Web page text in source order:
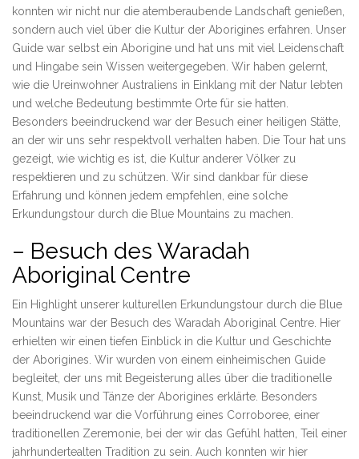
konnten wir nicht nur die atemberaubende Landschaft genießen,
sondern auch viel über die Kultur der Aborigines erfahren. Unser
Guide war selbst ein Aborigine und hat uns mit viel Leidenschaft
und Hingabe sein Wissen weitergegeben. Wir haben gelernt,
wie die Ureinwohner Australiens in Einklang mit der Natur lebten
und welche Bedeutung bestimmte Orte für sie hatten.
Besonders beeindruckend war der Besuch einer heiligen Stätte,
an der wir uns sehr respektvoll verhalten haben. Die Tour hat uns
gezeigt, wie wichtig es ist, die Kultur anderer Völker zu
respektieren und zu schützen. Wir sind dankbar für diese
Erfahrung und können jedem empfehlen, eine solche
Erkundungstour durch die Blue Mountains zu machen.
– Besuch des Waradah
Aboriginal Centre
Ein Highlight unserer kulturellen Erkundungstour durch die Blue
Mountains war der Besuch des Waradah Aboriginal Centre. Hier
erhielten wir einen tiefen Einblick in die Kultur und Geschichte
der Aborigines. Wir wurden von einem einheimischen Guide
begleitet, der uns mit Begeisterung alles über die traditionelle
Kunst, Musik und Tänze der Aborigines erklärte. Besonders
beeindruckend war die Vorführung eines Corroboree, einer
traditionellen Zeremonie, bei der wir das Gefühl hatten, Teil einer
jahrhundertealten Tradition zu sein. Auch konnten wir hier